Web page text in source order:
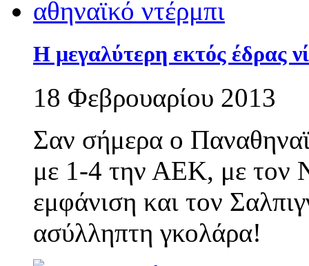
Η μεγαλύτερη εκτός έδρας
18 Φεβρουαρίου 2013
Σαν σήμερα ο
με 1-4 την ΑΕΚ, με τον
εμφάνιση και τον
ασύλληπτη γκολάρα!